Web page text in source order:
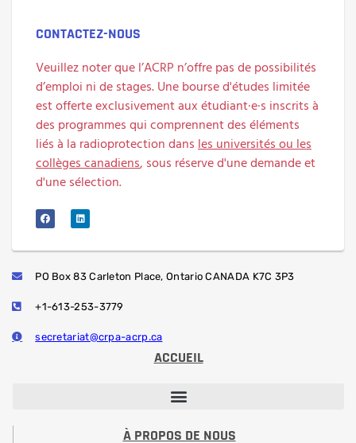
CONTACTEZ-NOUS
Veuillez noter que l’ACRP n’offre pas de possibilités
d’emploi ni de stages. Une bourse d'études limitée
est offerte exclusivement aux étudiant·e·s inscrits à
des programmes qui comprennent des éléments
liés à la radioprotection dansles universités ou les
collèges canadiens, sous réserve d'une demande et
d'une sélection.
PO Box 83 Carleton Place, Ontario CANADA K7C 3P3
+1-613-253-3779
secretariat@crpa-acrp.ca
ACCUEIL
À PROPOS DE NOUS